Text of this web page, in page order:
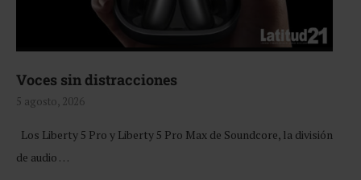
Voces sin distracciones
5 agosto, 2026
Los Liberty 5 Pro y Liberty 5 Pro Max de Soundcore, la división
de audio …